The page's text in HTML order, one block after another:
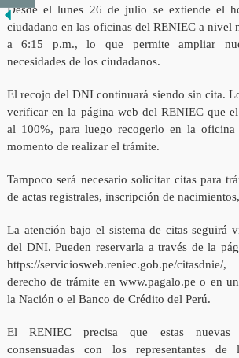
Desde el lunes 26 de julio se extiende el
ciudadano en las oficinas del RENIEC a nivel
a 6:15 p.m., lo que permite ampliar
necesidades de los ciudadanos.
El recojo del DNI continuará siendo sin cita.
verificar en la página web del RENIEC que
al 100%, para luego recogerlo en la oficina
momento de realizar el trámite.
Tampoco será necesario solicitar citas para
de actas registrales, inscripción de
La atención bajo el sistema de citas seguirá
del DNI. Pueden reservarla a través de la
https://serviciosweb.reniec.gob.pe/
derecho de trámite en www.pagalo.pe o en
la Nación o el Banco de Crédito del Perú.
El RENIEC precisa que estas nuevas
consensuadas con los representantes de